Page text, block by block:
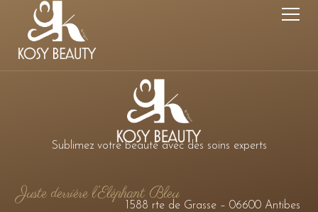
Sublimez votre beauté avec des soins experts
Juste derrière l’Eléphant Bleu
1588 rte de Grasse – 06600 Antibes